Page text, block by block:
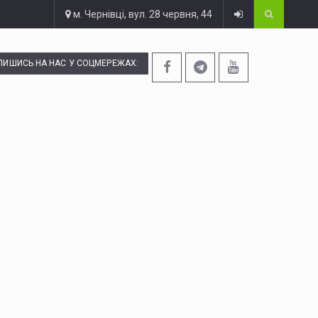
м. Чернівці, вул. 28 червня, 44
НА НАС У СОЦМЕРЕЖАХ: